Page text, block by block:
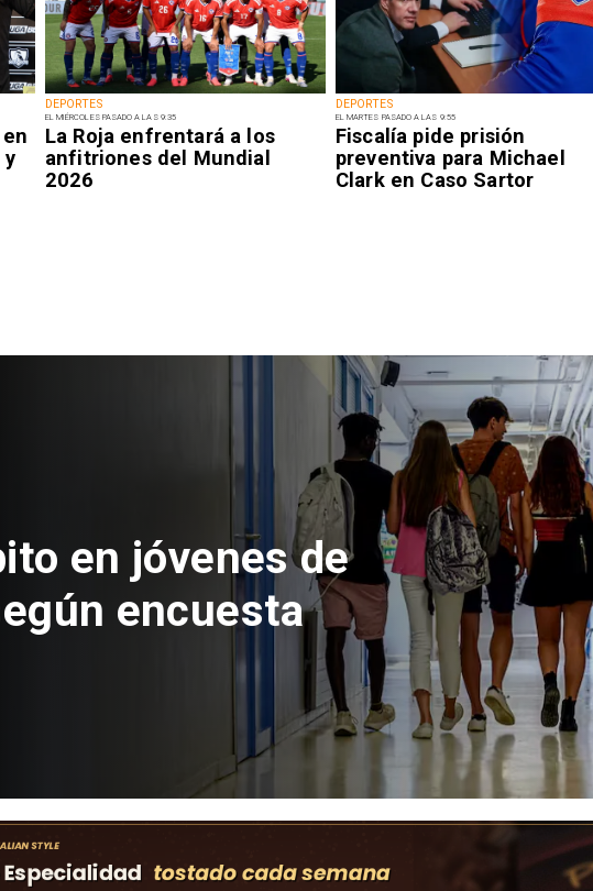
y
DEPORTES
EL MIÉRCOLES PASADO A LAS 9:35
La Roja enfrentará a los
anfitriones del Mundial
2026
DEPORTES
EL MARTES PASADO A LAS 9:55
Fiscalía pide prisión
preventiva para Michael
Clark en Caso Sartor
del Parque
con inversión